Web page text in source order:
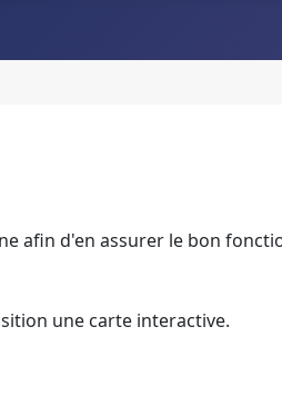
afin d'en assurer le bon
une carte interactive.